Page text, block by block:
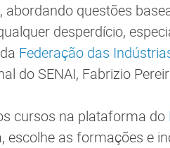
questões
desperdício,
Federação das
do SENAI, Fabrizio
cursos na plataforma do
as formações e